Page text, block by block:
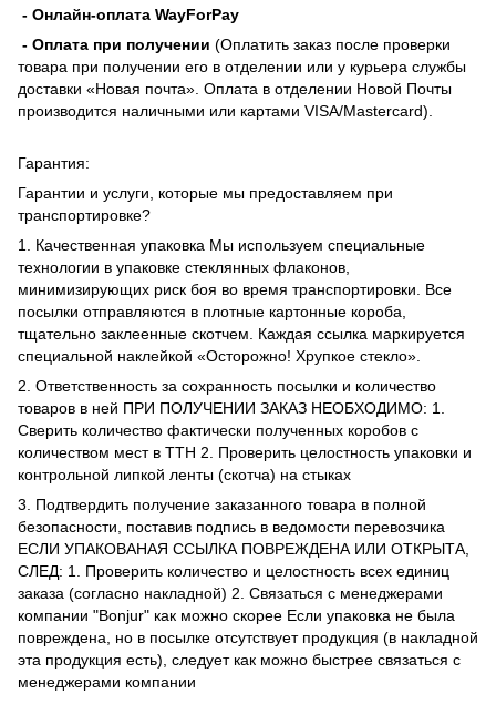
- Онлайн-оплата WayForPay
- Оплата при получении (Оплатить заказ после проверки
товара при получении его в отделении или у курьера службы
доставки «Новая почта». Оплата в отделении Новой Почты
производится наличными или картами VISA/Mastercard).
Гарантия:
Гарантии и услуги, которые мы предоставляем при
транспортировке?
1. Качественная упаковка Мы используем специальные
технологии в упаковке стеклянных флаконов,
минимизирующих риск боя во время транспортировки. Все
посылки отправляются в плотные картонные короба,
тщательно заклеенные скотчем. Каждая ссылка маркируется
специальной наклейкой «Осторожно! Хрупкое стекло».
2. Ответственность за сохранность посылки и количество
товаров в ней ПРИ ПОЛУЧЕНИИ ЗАКАЗ НЕОБХОДИМО: 1.
Сверить количество фактически полученных коробов с
количеством мест в ТТН 2. Проверить целостность упаковки и
контрольной липкой ленты (скотча) на стыках
3. Подтвердить получение заказанного товара в полной
безопасности, поставив подпись в ведомости перевозчика
ЕСЛИ УПАКОВАНАЯ ССЫЛКА ПОВРЕЖДЕНА ИЛИ ОТКРЫТА,
СЛЕД: 1. Проверить количество и целостность всех единиц
заказа (согласно накладной) 2. Связаться с менеджерами
компании "Bonjur" как можно скорее Если упаковка не была
повреждена, но в посылке отсутствует продукция (в накладной
эта продукция есть), следует как можно быстрее связаться с
менеджерами компании